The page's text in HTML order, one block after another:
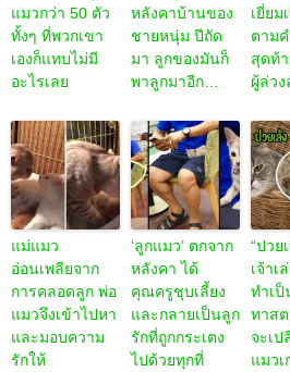
แมวกว่า 50 ตัว
ทั้งๆ ที่พวกเขา
เองก็แทบไม่มี
อะไรเลย
หลังคาบ้านของ
ชายหนุ่ม ปีถัด
มา ลูกของมันก็
พาลูกมาอีก…
เยี่ยม
ตาม
สุดท้
ผู้ล่วง
แม่แมว
อ่อนเพลียจาก
การคลอดลูก พ่อ
แมวจึงเข้าไปหา
และมอบความ
รักให้
‘ลูกแมว’ ตกจาก
หลังคา ได้
คุณครูชุบเลี้ยง
และกลายเป็นลูก
รักที่ถูกกระเตง
ไปด้วยทุกที่
“ปวย
เจ้าเ
ทำเ
ทาส
จะเป
แมวเ